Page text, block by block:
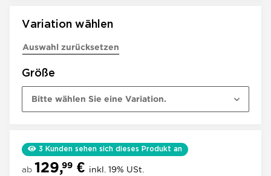
Variation wählen
Auswahl zurücksetzen
Größe
Bitte wählen Sie eine Variation.
3 Kunden sehen sich dieses Produkt an
ab 129,99 € inkl. 19% USt.